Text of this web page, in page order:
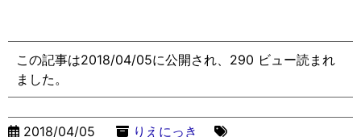
この記事は2018/04/05に公開され、290 ビュー読まれ
ました。
2018/04/05 りえにっき